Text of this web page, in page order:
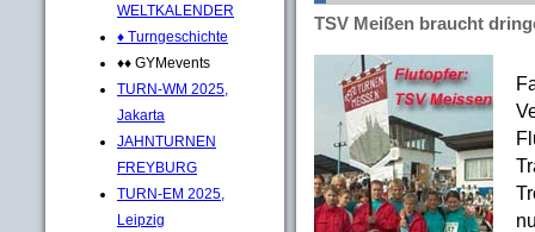
WELTKALENDER
♦ Turngeschichte
♦♦ GYMevents
TURN-WM 2025,
Jakarta
JAHNTURNEN
FREYBURG
TURN-EM 2025,
Leipzig
TSV Meißen braucht